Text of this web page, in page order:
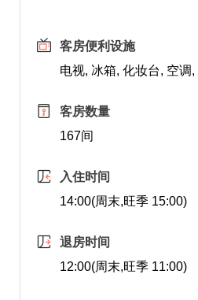
客房便利设施
电视, 冰箱, 化妆台, 空调
客房数量
167间
入住时间
14:00(周末,旺季 15:00)
退房时间
12:00(周末,旺季 11:00)